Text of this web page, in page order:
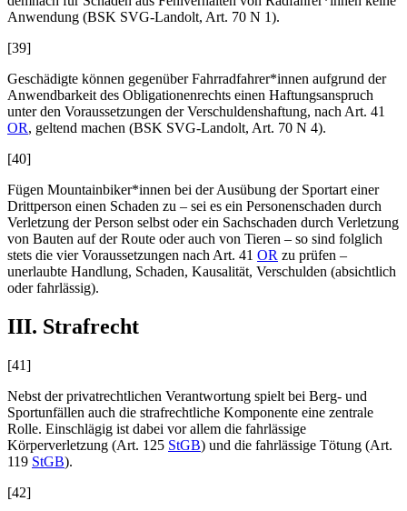
Anwendung (BSK SVG-Landolt, Art. 70 N 1).
[39]
Geschädigte können gegenüber Fahrradfahrer*innen aufgrund der
Anwendbarkeit des Obligationenrechts einen Haftungsanspruch
unter den Voraussetzungen der Verschuldenshaftung, nach Art. 41
OR, geltend machen (BSK SVG-Landolt, Art. 70 N 4).
[40]
Fügen Mountainbiker*innen bei der Ausübung der Sportart einer
Drittperson einen Schaden zu – sei es ein Personenschaden durch
Verletzung der Person selbst oder ein Sachschaden durch Verletzung
von Bauten auf der Route oder auch von Tieren – so sind folglich
stets die vier Voraussetzungen nach Art. 41 OR zu prüfen –
unerlaubte Handlung, Schaden, Kausalität, Verschulden (absichtlich
oder fahrlässig).
III. Strafrecht
[41]
Nebst der privatrechtlichen Verantwortung spielt bei Berg- und
Sportunfällen auch die strafrechtliche Komponente eine zentrale
Rolle. Einschlägig ist dabei vor allem die fahrlässige
Körperverletzung (Art. 125 StGB) und die fahrlässige Tötung (Art.
119 StGB).
[42]